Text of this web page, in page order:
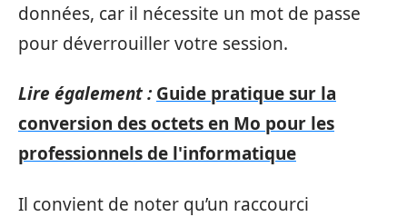
données, car il nécessite un mot de passe
pour déverrouiller votre session.
Lire également : Guide pratique sur la
conversion des octets en Mo pour les
professionnels de l'informatique
Il convient de noter qu’un raccourci